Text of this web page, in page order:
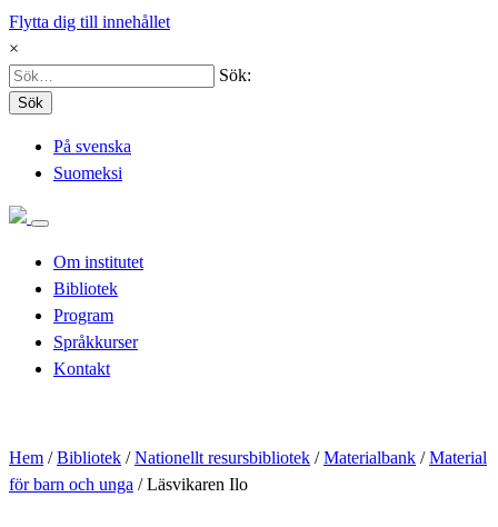
Flytta dig till innehållet
×
Sök:
Sök
På svenska
Suomeksi
Om institutet
Bibliotek
Program
Språkkurser
Kontakt
Hem /Bibliotek /Nationellt resursbibliotek /Materialbank /Material
för barn och unga /Läsvikaren Ilo